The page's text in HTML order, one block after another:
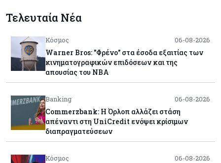
Τελευταία Νέα
Κόσμος 06-08-2026
Warner Bros: "Φρένο" στα έσοδα εξαιτίας των
κινηματογραφικών επιδόσεων και της
απουσίας του NBA
Banking 06-08-2026
Commerzbank: Η Όρλοπ αλλάζει στάση
απέναντι στη UniCredit ενόψει κρίσιμων
διαπραγματεύσεων
Κόσμος 06-08-2026